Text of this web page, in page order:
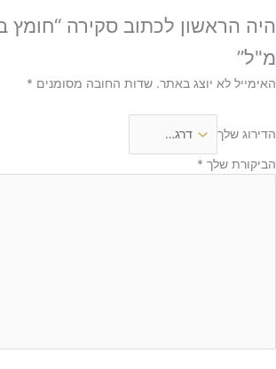
מ"ל”
האימייל לא יוצג באתר. שדות החובה מסומנים *
הדירוג שלך
הביקורת שלך *